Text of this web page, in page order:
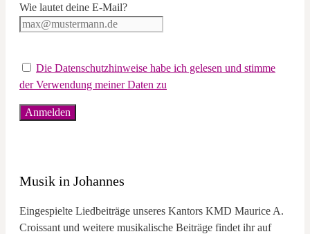
Wie lautet deine E-Mail?
Die Datenschutzhinweise habe ich gelesen und stimme
der Verwendung meiner Daten zu
Musik in Johannes
Eingespielte Liedbeiträge unseres Kantors KMD Maurice A.
Croissant und weitere musikalische Beiträge findet ihr auf